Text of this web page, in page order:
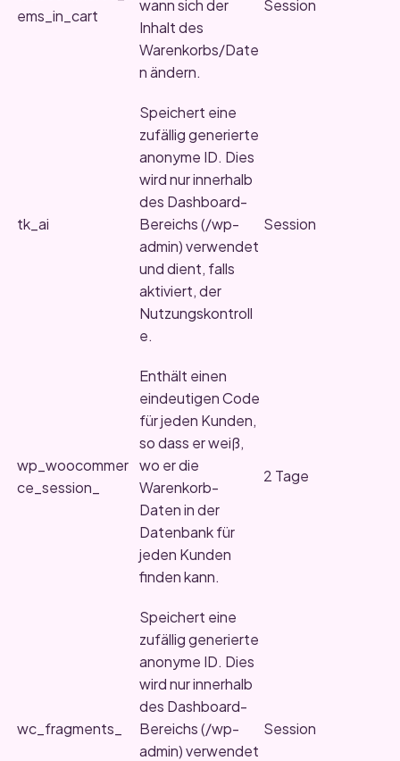
ems_in_cart
wann sich der
Inhalt des
Warenkorbs/Date
n ändern.
Session
tk_ai
Speichert eine
zufällig generierte
anonyme ID. Dies
wird nur innerhalb
des Dashboard-
Bereichs (/wp-
admin) verwendet
und dient, falls
aktiviert, der
Nutzungskontroll
e.
Session
wp_woocommer
ce_session_
Enthält einen
eindeutigen Code
für jeden Kunden,
so dass er weiß,
wo er die
Warenkorb-
Daten in der
Datenbank für
jeden Kunden
finden kann.
2 Tage
wc_fragments_
Speichert eine
zufällig generierte
anonyme ID. Dies
wird nur innerhalb
des Dashboard-
Bereichs (/wp-
admin) verwendet
Session